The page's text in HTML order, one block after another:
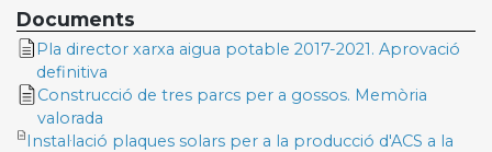
Documents
Pla director xarxa aigua potable 2017-2021. Aprovació
definitiva
Construcció de tres parcs per a gossos. Memòria
valorada
Instal·lació plaques solars per a la producció d'ACS a la